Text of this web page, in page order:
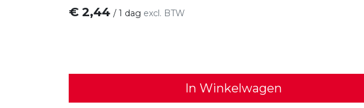
€ 2,44 / 1 dag excl. BTW
In Winkelwagen